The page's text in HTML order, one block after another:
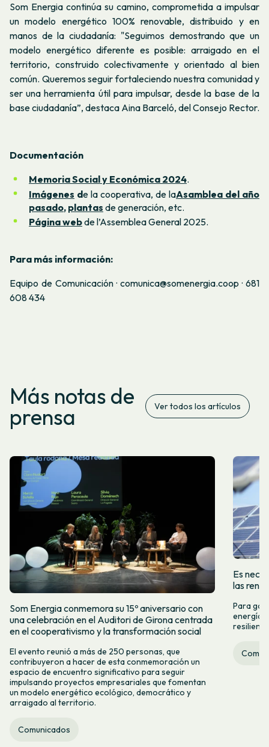
Som Energia continúa su camino, comprometida a impulsar
un modelo energético 100% renovable, distribuido y en
manos de la ciudadanía: "Seguimos demostrando que un
modelo energético diferente es posible: arraigado en el
territorio, construido colectivamente y orientado al bien
común. Queremos seguir fortaleciendo nuestra comunidad y
ser una herramienta útil para impulsar, desde la base de la
base ciudadanía”, destaca Aina Barceló, del Consejo Rector.
Documentación
Memoria Social y Económica 2024.
Imágenes de la cooperativa, de laAsamblea del año
pasado, plantas de generación, etc.
Página webde l’Assemblea General 2025.
Para más información:
Equipo de Comunicación · comunica@somenergia.coop · 681
608 434
Más notas de
prensa Ver todos los artículos
Som Energia conmemora su 15º aniversario con
una celebración en el Auditori de Girona centrada
en el cooperativismo y la transformación social
El evento reunió a más de 250 personas, que
contribuyeron a hacer de esta conmemoración un
espacio de encuentro significativo para seguir
impulsando proyectos empresariales que fomentan
un modelo energético ecológico, democrático y
arraigado al territorio.
Comunicados
Es
las
Para
energía